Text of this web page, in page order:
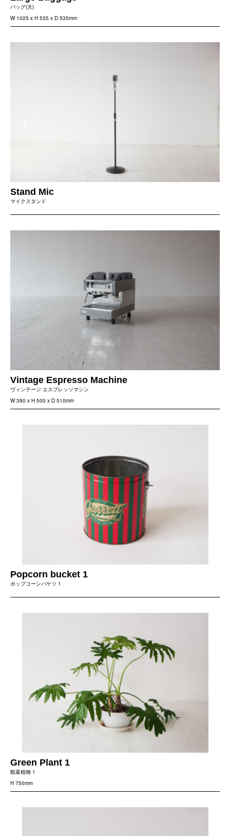
バッグ(大)
W 1025 x H 535 x D 535mm
Stand Mic
マイクスタンド
Vintage Espresso Machine
ヴィンテージ エスプレッソマシン
W 390 x H 500 x D 510mm
Popcorn bucket 1
ポップコーンバケツ 1
Green Plant 1
観葉植物 1
H 750mm